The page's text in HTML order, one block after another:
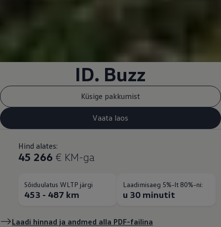
ID. Buzz
Küsige pakkumist
Vaata laos
Hind alates:
45 266 € KM-ga
Sõiduulatus WLTP järgi
453 - 487 km
Laadimisaeg 5%-lt 80%-ni:
u 30 minutit
Laadi hinnad ja andmed alla PDF-failina